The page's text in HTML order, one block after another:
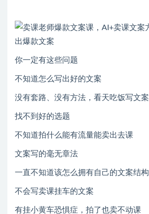
你一定有这些问题
不知道怎么写出好的文案
没有套路、没有方法，看天吃饭写文案
找不到好的选题
不知道拍什么能有流量能卖出去课
文案写的毫无章法
一直不知道该怎么拥有自己的文案结构
不会写卖课挂车的文案
有挂小黄车恐惧症，拍了也卖不动课